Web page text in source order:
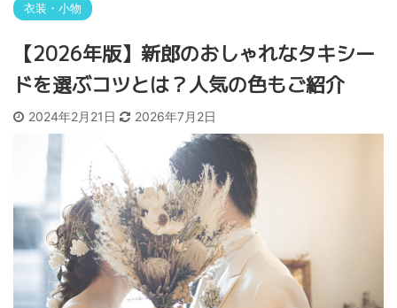
衣装・小物
【2026年版】新郎のおしゃれなタキシー
ドを選ぶコツとは？人気の色もご紹介
2024年2月21日 2026年7月2日